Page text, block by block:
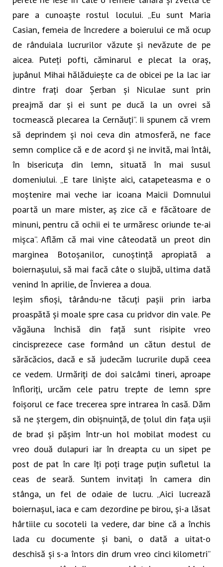
pare a cunoaște rostul locului. „Eu sunt Maria
Casian, femeia de încredere a boierului ce mă ocup
de rânduiala lucrurilor văzute și nevăzute de pe
aicea. Puteți pofti, căminarul e plecat la oraș,
jupânul Mihai hălăduiește ca de obicei pe la lac iar
dintre frați doar Șerban și Niculae sunt prin
preajmă dar și ei sunt pe ducă la un ovrei să
tocmească plecarea la Cernăuți”. Ii spunem că vrem
să deprindem și noi ceva din atmosferă, ne face
semn complice că e de acord și ne invită, mai întâi,
în bisericuța din lemn, situată în mai susul
domeniului. „E tare liniște aici, catapeteasma e o
moștenire mai veche iar icoana Maicii Domnului
poartă un mare mister, aș zice că e făcătoare de
minuni, pentru că ochii ei te urmăresc oriunde te-ai
mișca”. Aflăm că mai vine câteodată un preot din
marginea Botoșanilor, cunoștință apropiată a
boiernașului, să mai facă câte o slujbă, ultima dată
venind în aprilie, de Învierea a doua.
Ieșim sfioși, târându-ne tăcuți pașii prin iarba
proaspătă și moale spre casa cu pridvor din vale. Pe
văgăuna închisă din față sunt risipite vreo
cincisprezece case formând un cătun destul de
sărăcăcios, dacă e să judecăm lucrurile după ceea
ce vedem. Urmăriți de doi salcâmi tineri, aproape
înfloriți, urcăm cele patru trepte de lemn spre
foișorul ce face trecerea spre intrarea în casă. Dăm
să ne ștergem, din obișnuință, de țolul din fața ușii
de brad și pășim într-un hol mobilat modest cu
vreo două dulapuri iar în dreapta cu un sipet pe
post de pat în care îți poți trage puțin sufletul la
ceas de seară. Suntem invitați în camera din
stânga, un fel de odaie de lucru. „Aici lucrează
boiernașul, iaca e cam dezordine pe birou, și-a lăsat
hârtiile cu socoteli la vedere, dar bine că a închis
lada cu documente și bani, o dată a uitat-o
deschisă și s-a întors din drum vreo cinci kilometri”